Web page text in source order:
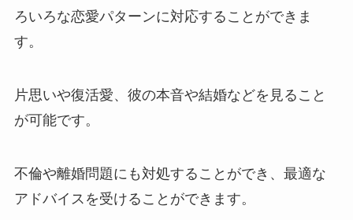
ろいろな恋愛パターンに対応することができま
す。
片思いや復活愛、彼の本音や結婚などを見ること
が可能です。
不倫や離婚問題にも対処することができ、最適な
アドバイスを受けることができます。